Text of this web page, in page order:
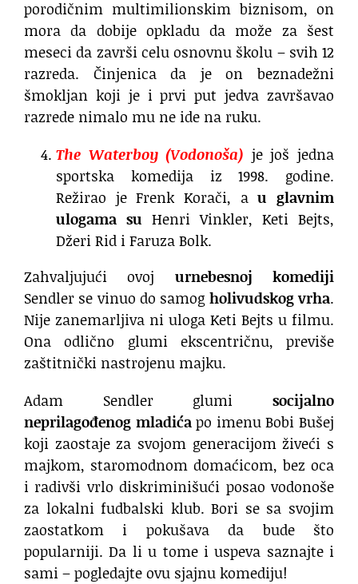
porodičnim multimilionskim biznisom, on
mora da dobije opkladu da može za šest
meseci da završi celu osnovnu školu – svih 12
razreda. Činjenica da je on beznadežni
šmokljan koji je i prvi put jedva završavao
razrede nimalo mu ne ide na ruku.
The Waterboy (Vodonoša) je još jedna
sportska komedija iz 1998. godine.
Režirao je Frenk Korači, au glavnim
ulogama su Henri Vinkler, Keti Bejts,
Džeri Rid i Faruza Bolk.
Zahvaljujući ovoj urnebesnoj komediji
Sendler se vinuo do samog holivudskog vrha.
Nije zanemarljiva ni uloga Keti Bejts u filmu.
Ona odlično glumi ekscentričnu, previše
zaštitnički nastrojenu majku.
Adam Sendler glumi socijalno
neprilagođenog mladićapo imenu Bobi Bušej
koji zaostaje za svojom generacijom živeći s
majkom, staromodnom domaćicom, bez oca
i radivši vrlo diskriminišući posao vodonoše
za lokalni fudbalski klub. Bori se sa svojim
zaostatkom i pokušava da bude što
popularniji. Da li u tome i uspeva saznajte i
sami – pogledajte ovu sjajnu komediju!